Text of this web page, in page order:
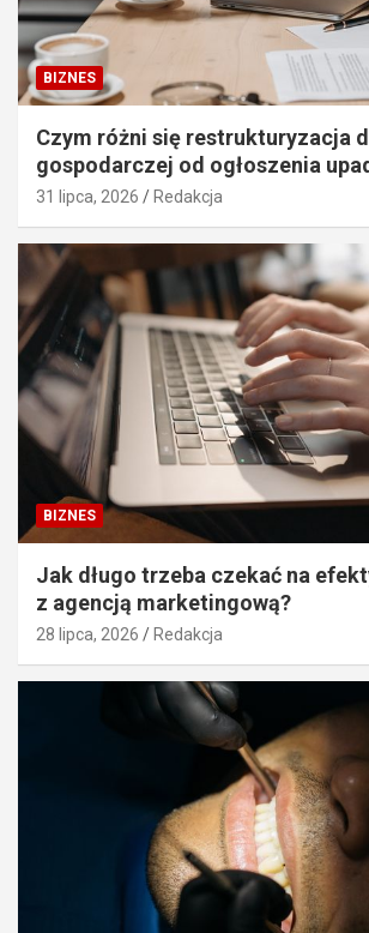
BIZNES
Czym różni się restrukturyzacja
gospodarczej od ogłoszenia
31 lipca, 2026 Redakcja
BIZNES
Jak długo trzeba czekać na
z agencją marketingową?
28 lipca, 2026 Redakcja